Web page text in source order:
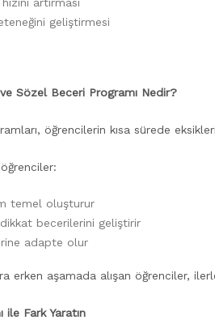
geliştirmesi
ve Sözel Beceri Programı Nedir?
öğrencilerin kısa sürede
temel oluşturur
becerilerini geliştirir
adapte olur
erken aşamada alışan öğrenciler,
ile Fark Yaratın